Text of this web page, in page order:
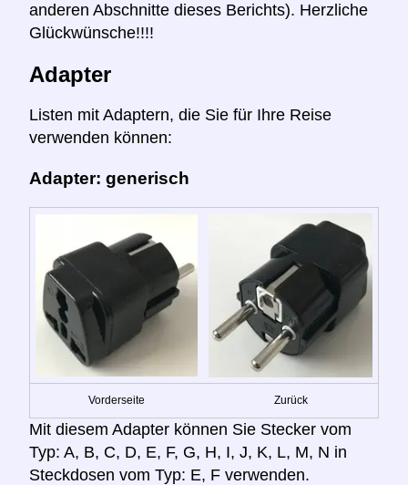
anderen Abschnitte dieses Berichts). Herzliche
Glückwünsche!!!!
Adapter
Listen mit Adaptern, die Sie für Ihre Reise
verwenden können:
Adapter: generisch
Vorderseite Zurück
Mit diesem Adapter können Sie Stecker vom
Typ: A, B, C, D, E, F, G, H, I, J, K, L, M, N in
Steckdosen vom Typ: E, F verwenden.